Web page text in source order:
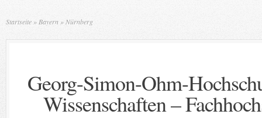
Startseite » Bayern »Nürnberg
Georg-Simon-Ohm-
Wissenschaften –